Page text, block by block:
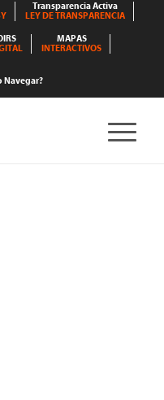
Transparencia Activa
LEY DE TRANSPARENCIA
MAPAS
INTERACTIVOS
Navegar?